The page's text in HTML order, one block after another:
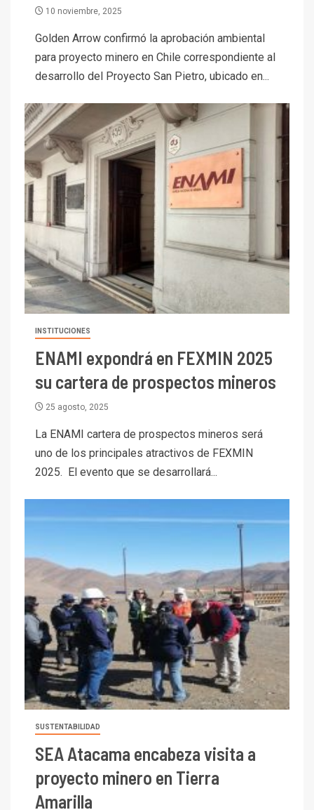
10 noviembre, 2025
Golden Arrow confirmó la aprobación ambiental
para proyecto minero en Chile correspondiente al
desarrollo del Proyecto San Pietro, ubicado en...
INSTITUCIONES
ENAMI expondrá en FEXMIN 2025
su cartera de prospectos mineros
25 agosto, 2025
La ENAMI cartera de prospectos mineros será
uno de los principales atractivos de FEXMIN
2025. El evento que se desarrollará...
SUSTENTABILIDAD
SEA Atacama encabeza visita a
proyecto minero en Tierra
Amarilla